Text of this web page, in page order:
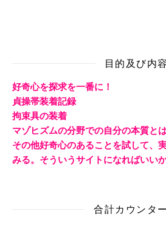
目的及び内容
好奇心を探求を一番に！
貞操帯装着記録
拘束具の装着
マゾヒズムの分野での自分の本質と
その他好奇心のあることを試して、
みる。そういうサイトになればいい
合計カウンタ